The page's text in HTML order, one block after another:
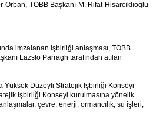
TOBB Başkanı M. Rifat Hisarcıklıoğlu
imzalanan işbirliği anlaşması, TOBB
Lazslo Parragh tarafından atılan
Yüksek Düzeyli Stratejik İşbirliği Konseyi
İşbirliği Konseyi kurulmasına yönelik
çevre, enerji, ormancılık, su işleri,